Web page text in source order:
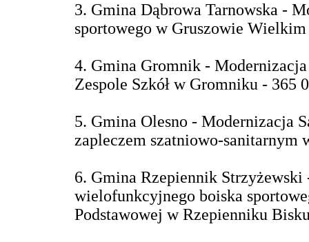
3. Gmina Dąbrowa Tarnowska -
sportowego w Gruszowie Wielkim
4. Gmina Gromnik -
Zespole Szkół w Gromniku - 365
5. Gmina Olesno - Modernizacja
zapleczem szatniowo-sanitarnym
6. Gmina Rzepiennik Strzyżewski
wielofunkcyjnego boiska
Podstawowej w Rzepienniku